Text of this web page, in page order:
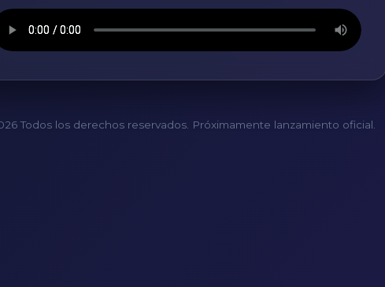
Todos los derechos reservados. Próximamente lanzamiento oficial.